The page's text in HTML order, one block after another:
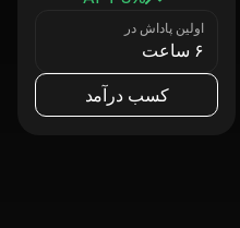
اولین پاداش در
۶ ساعت
کسب درآمد